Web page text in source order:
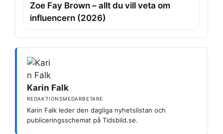
Zoe Fay Brown – allt du vill veta om
influencern (2026)
Karin Falk
REDAKTIONSMEDARBETARE
Karin Falk leder den dagliga nyhetslistan och
publiceringsschemat på Tidsbild.se.